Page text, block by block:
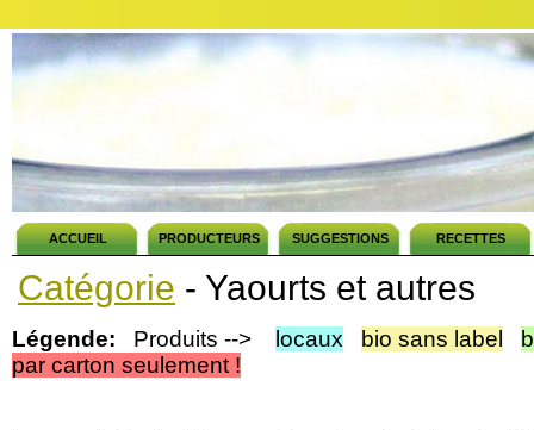
ACCUEIL PRODUCTEURS SUGGESTIONS RECETTES
Catégorie - Yaourts et autres
Légende: Produits --> locaux bio sans label
par carton seulement !